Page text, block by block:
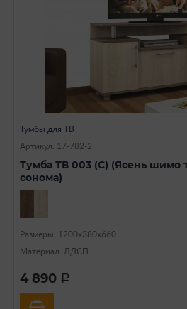
Тумбы для ТВ
Артикул: 17-782-2
Тумба ТВ 003 (С) (Ясень шимо
сонома)
Размеры: 1200х380х660
Материал: ЛДСП
4 890 a